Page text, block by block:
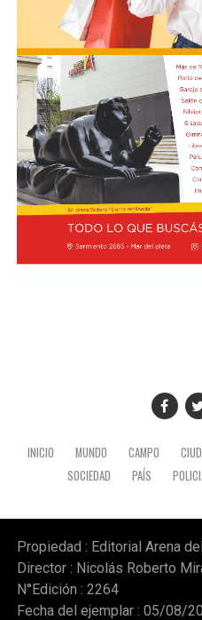
trabajo políticas y técnicas.
El conflicto se originó tras
medida cautelar por parte
licitación de los balnearios
Además, la comuna
con el objetivo de cancelar
Administración Punta
traspaso del complejo a la
La APM administra Punta
cuatro décadas y está
Provincia y un 30% por el
resuelva la cuestión de
INICIO MUNDO CAMPO
SOCIEDAD
PAÍS
Propiedad : Editorial Arena
Director : Nicolás Roberto
N°Edición : 2264
Fecha del ejemplar : 05/08/